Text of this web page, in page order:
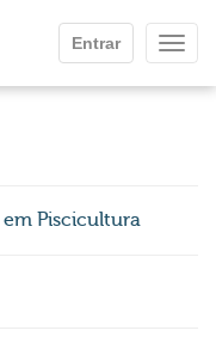
Entrar
em Piscicultura